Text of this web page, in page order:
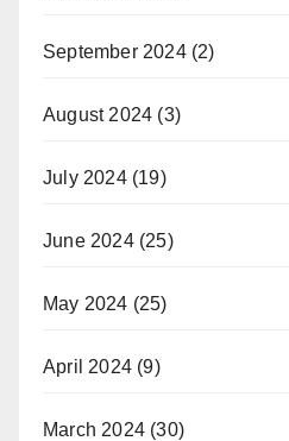
September 2024(2)
August 2024 (3)
July 2024(19)
June 2024(25)
May 2024 (25)
April 2024 (9)
March 2024 (30)